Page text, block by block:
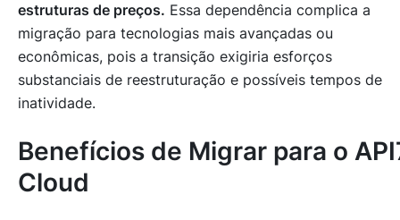
estruturas de preços. Essa dependência complica a
migração para tecnologias mais avançadas ou
econômicas, pois a transição exigiria esforços
substanciais de reestruturação e possíveis tempos de
inatividade.
Benefícios de Migrar para o
Cloud